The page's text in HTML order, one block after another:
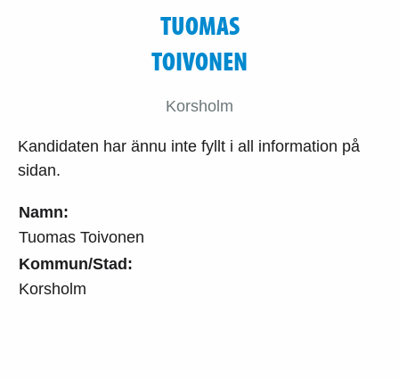
Namn:
Tuomas Toivonen
Kommun/Stad:
Korsholm
TUOMAS
TOIVONEN
Korsholm
Kandidaten har ännu inte fyllt i all information på
sidan.